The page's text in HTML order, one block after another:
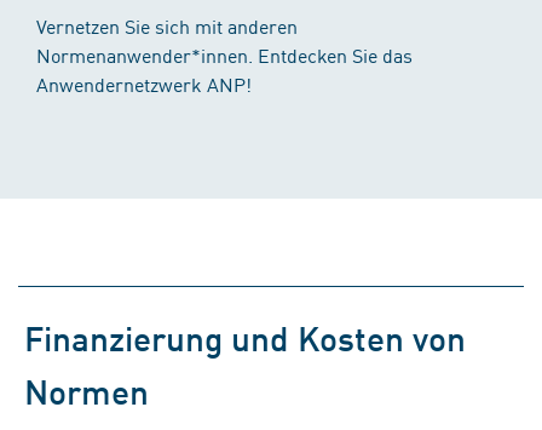
Vernetzen Sie sich mit anderen
Normenanwender*innen. Entdecken Sie das
Anwendernetzwerk ANP!
Finanzierung und Kosten von
Normen